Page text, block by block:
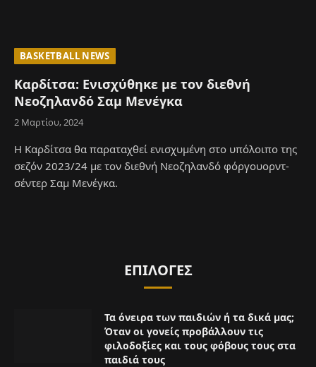
BASKETBALL NEWS
Καρδίτσα: Ενισχύθηκε με τον διεθνή
Νεοζηλανδό Σαμ Μενέγκα
2 Μαρτίου, 2024
Η Καρδίτσα θα παραταχθεί ενισχυμένη στο υπόλοιπο της
σεζόν 2023/24 με τον διεθνή Νεοζηλανδό φόργουορντ-
σέντερ Σαμ Μενέγκα.
ΕΠΙΛΟΓΈΣ
Τα όνειρα των παιδιών ή τα δικά μας;
Όταν οι γονείς προβάλλουν τις
φιλοδοξίες και τους φόβους τους στα
παιδιά τους